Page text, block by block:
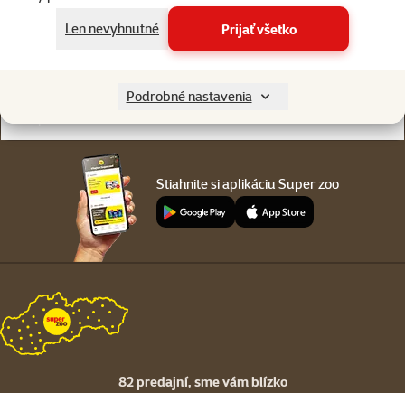
Len nevyhnutné
Prijať všetko
Podrobné nastavenia
sme vám blízko
Stiahnite si aplikáciu Super zoo
82 predajní, sme vám blízko